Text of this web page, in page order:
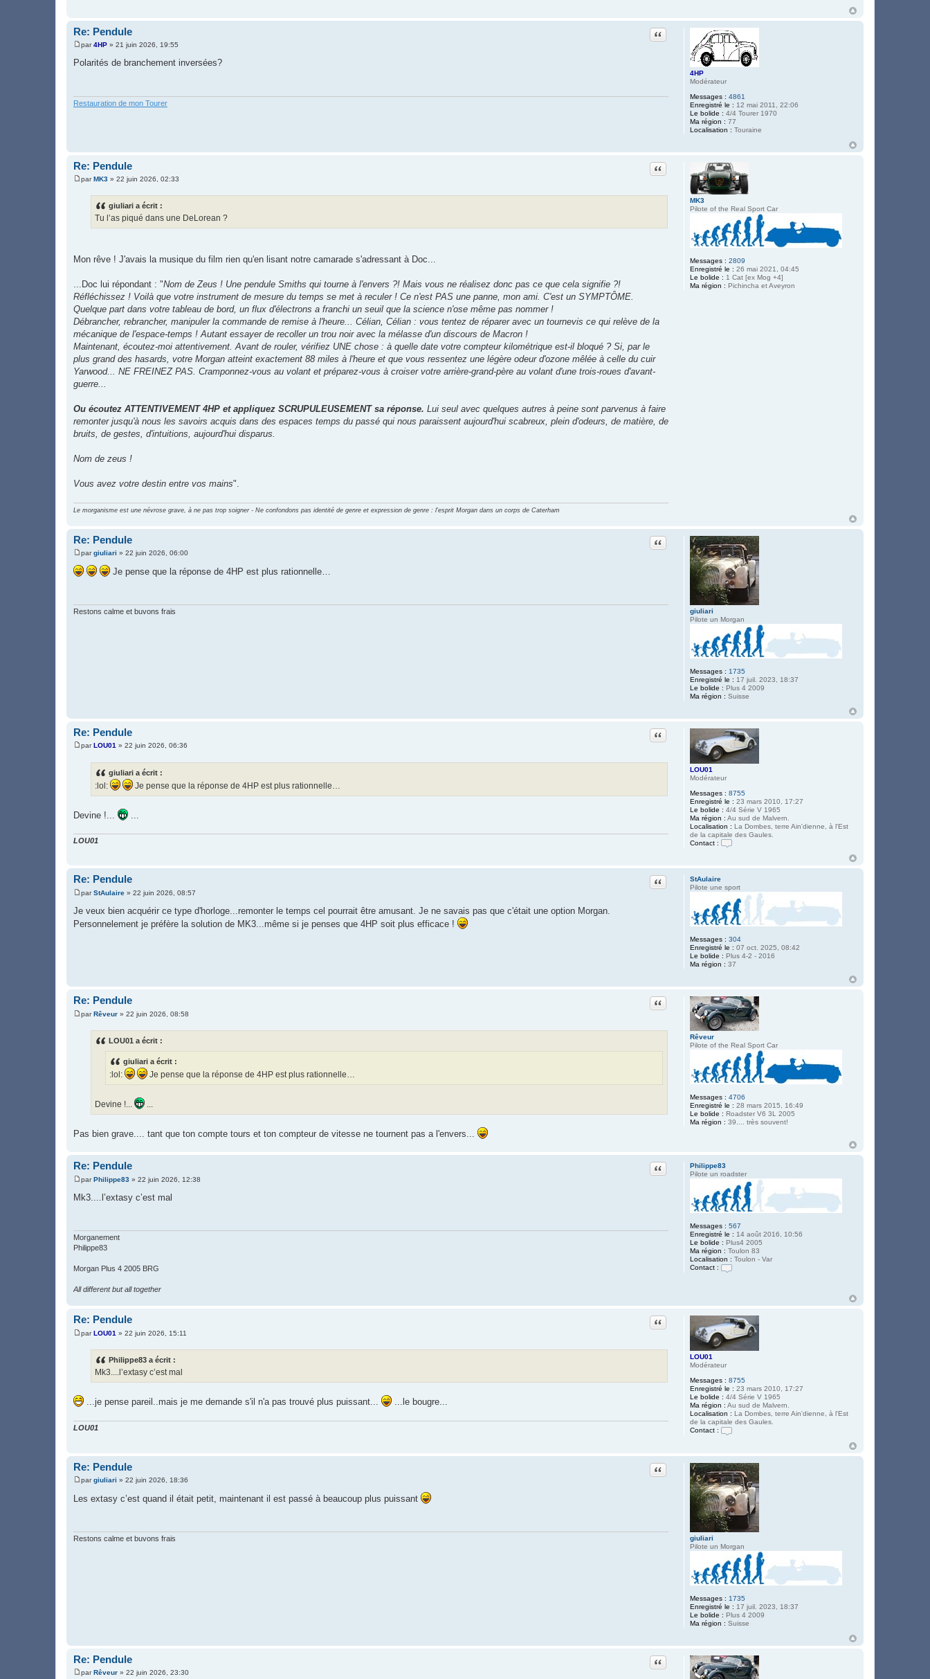
4HP
Modérateur
Messages : 4861
Enregistré le : 12 mai 2011, 22:06
Le bolide : 4/4 Tourer 1970
Ma région : 77
Localisation : Touraine
Re: Pendule Citation
M
e
s
e
par4HP » 21 juin 2026, 19:55
Polarités de branchement inversées?
Restauration de mon Tourer
MK3
Pilote of the Real Sport Car
Messages : 2809
Enregistré le : 26 mai 2021, 04:45
Le bolide : 1 Cat [ex Mog +4]
Ma région : Pichincha et Aveyron
Re: Pendule Citation
M
parMK3 » 22 juin 2026, 02:33
giuliari a écrit :
Tu l’as piqué dans une DeLorean ?
Mon rêve ! J'avais la musique du film rien qu'en lisant notre camarade s'adressant à Doc...
...Doc lui répondant : "Nom de Zeus ! Une pendule Smiths qui tourne à l'envers ?! Mais vous ne réalisez donc pas ce que cela signifie ?!
Réfléchissez ! Voilà que votre instrument de mesure du temps se met à reculer ! Ce n'est PAS une panne, mon ami. C'est un SYMPTÔME.
Quelque part dans votre tableau de bord, un flux d'électrons a franchi un seuil que la science n'ose même pas nommer !
Débrancher, rebrancher, manipuler la commande de remise à l'heure... Célian, Célian : vous tentez de réparer avec un tournevis ce qui relève de la
mécanique de l'espace-temps ! Autant essayer de recoller un trou noir avec la mélasse d'un discours de Macron !
Maintenant, écoutez-moi attentivement. Avant de rouler, vérifiez UNE chose : à quelle date votre compteur kilométrique est-il bloqué ? Si, par le
plus grand des hasards, votre Morgan atteint exactement 88 miles à l'heure et que vous ressentez une légère odeur d'ozone mêlée à celle du cuir
Yarwood... NE FREINEZ PAS. Cramponnez-vous au volant et préparez-vous à croiser votre arrière-grand-père au volant d'une trois-roues d'avant-
guerre...
Ou écoutez ATTENTIVEMENT 4HP et appliquez SCRUPULEUSEMENT sa réponse. Lui seul avec quelques autres à peine sont parvenus à faire
remonter jusqu'à nous les savoirs acquis dans des espaces temps du passé qui nous paraissent aujourd'hui scabreux, plein d'odeurs, de matière, de
bruits, de gestes, d'intuitions, aujourd'hui disparus.
Nom de zeus !
Vous avez votre destin entre vos mains".
Le morganisme est une névrose grave, à ne pas trop soigner - Ne confondons pas identité de genre et expression de genre : l'esprit Morgan dans un corps de Caterham
giuliari
Pilote un Morgan
Messages : 1735
Enregistré le : 17 juil. 2023, 18:37
Le bolide : Plus 4 2009
Ma région : Suisse
Re: Pendule Citation
e
s
e
pargiuliari » 22 juin 2026, 06:00
Je pense que la réponse de 4HP est plus rationnelle…
Restons calme et buvons frais
LOU01
Modérateur
Messages : 8755
Enregistré le : 23 mars 2010, 17:27
Le bolide : 4/4 Série V 1965
Ma région : Au sud de Malvern.
Localisation : La Dombes, terre Ain'dienne, à l'Est
de la capitale des Gaules.
Contact :
n
a
c
e
r
L
U
0
1
Re: Pendule Citation
par LOU01 » 22 juin 2026, 06:36
giuliari a écrit :
:lol: Je pense que la réponse de 4HP est plus rationnelle…
Devine !...
LOU01
StAulaire
Pilote une sport
Messages : 304
Enregistré le : 07 oct. 2025, 08:42
Le bolide : Plus 4-2 - 2016
Ma région : 37
Re: Pendule Citation
M
s
s
parStAulaire » 22 juin 2026, 08:57
Je veux bien acquérir ce type d'horloge...remonter le temps cel pourrait être amusant. Je ne savais pas que c'était une option Morgan.
Personnelement je préfère la solution de MK3...même si je penses que 4HP soit plus efficace !
Rêveur
Pilote of the Real Sport Car
Messages : 4706
Enregistré le : 28 mars 2015, 16:49
Le bolide : Roadster V6 3L 2005
Ma région : 39.... très souvent!
Re: Pendule Citation
M
parRêveur » 22 juin 2026, 08:58
LOU01 a écrit :
giuliari a écrit :
:lol: Je pense que la réponse de 4HP est plus rationnelle…
Devine !... ...
Pas bien grave.... tant que ton compte tours et ton compteur de vitesse ne tournent pas a l'envers...
Philippe83
Pilote un roadster
Messages : 567
Enregistré le : 14 août 2016, 10:56
Le bolide : Plus4 2005
Ma région : Toulon 83
Localisation : Toulon - Var
Contact :
c
t
e
r
P
i
p
p
e
8
3
Re: Pendule Citation
M
e
s
e
parPhilippe83 » 22 juin 2026, 12:38
Mk3....l’extasy c’est mal
Morganement
Philippe83
Morgan Plus 4 2005 BRG
All different but all together
LOU01
Modérateur
Messages : 8755
Enregistré le : 23 mars 2010, 17:27
Le bolide : 4/4 Série V 1965
Ma région : Au sud de Malvern.
Localisation : La Dombes, terre Ain'dienne, à l'Est
de la capitale des Gaules.
Contact :
n
t
a
c
t
e
r
L
O
U
1
Re: Pendule Citation
M
parLOU01 » 22 juin 2026, 15:11
Philippe83 a écrit :
Mk3....l’extasy c’est mal
...je pense pareil..mais je me demande s'il n'a pas trouvé plus puissant... ...le bougre...
LOU01
giuliari
Pilote un Morgan
Messages : 1735
Enregistré le : 17 juil. 2023, 18:37
Le bolide : Plus 4 2009
Ma région : Suisse
Re: Pendule Citation
M
s
e
pargiuliari » 22 juin 2026, 18:36
Les extasy c’est quand il était petit, maintenant il est passé à beaucoup plus puissant
Restons calme et buvons frais
Re: Pendule Citation
parRêveur » 22 juin 2026, 23:30